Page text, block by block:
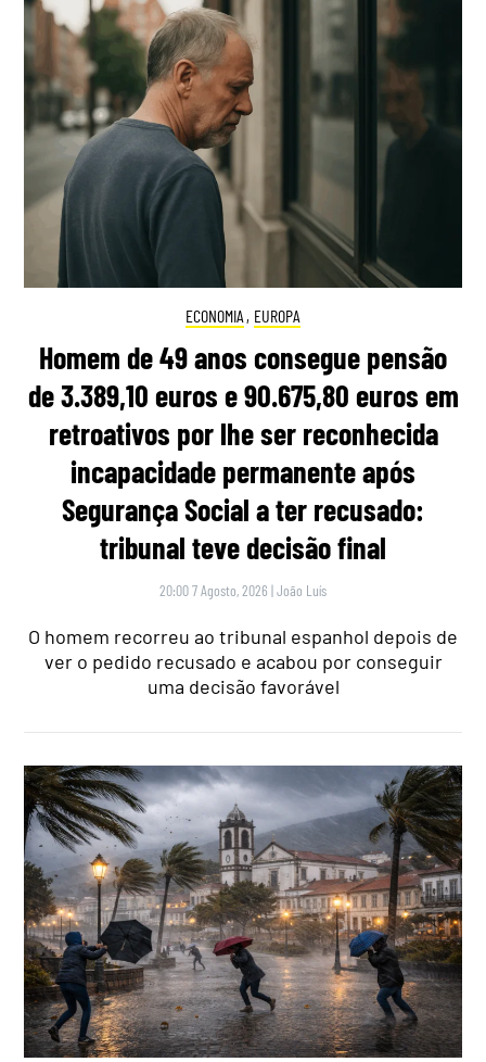
ECONOMIA , EUROPA
Homem de 49 anos consegue pensão
de 3.389,10 euros e 90.675,80 euros em
retroativos por lhe ser reconhecida
incapacidade permanente após
Segurança Social a ter recusado:
tribunal teve decisão final
20:00 7 Agosto, 2026 |João Luís
O homem recorreu ao tribunal espanhol depois de
ver o pedido recusado e acabou por conseguir
uma decisão favorável